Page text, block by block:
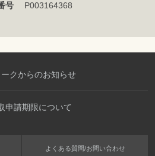
号 P003164368
クからのお知らせ
申請期限について
よくある質問/お問い合わせ